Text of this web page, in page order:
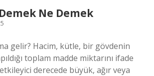
Ne Demek
gelir? Hacim, kütle, bir gövdenin
toplam madde miktarını ifade
derecede büyük, ağır veya